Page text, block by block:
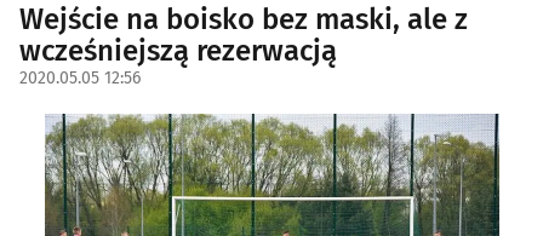
Wejście na boisko bez maski, ale z
wcześniejszą rezerwacją
2020.05.05 12:56